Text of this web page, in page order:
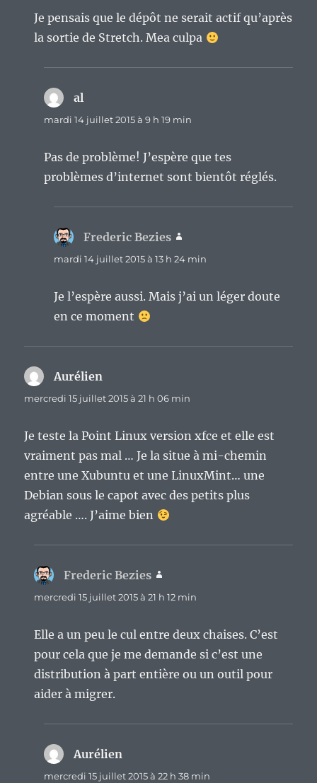
Je pensais que le dépôt ne serait actif qu’après
la sortie de Stretch. Mea culpa
al
mardi 14 juillet 2015 à 9 h 19 min
Pas de problème! J’espère que tes
problèmes d’internet sont bientôt réglés.
Frederic Bezies
mardi 14 juillet 2015 à 13 h 24 min
Je l’espère aussi. Mais j’ai un léger doute
en ce moment
Aurélien
mercredi 15 juillet 2015 à 21 h 06 min
Je teste la Point Linux version xfce et elle est
vraiment pas mal … Je la situe à mi-chemin
entre une Xubuntu et une LinuxMint… une
Debian sous le capot avec des petits plus
agréable …. J’aime bien
Frederic Bezies
mercredi 15 juillet 2015 à 21 h 12 min
Elle a un peu le cul entre deux chaises. C’est
pour cela que je me demande si c’est une
distribution à part entière ou un outil pour
aider à migrer.
Aurélien
mercredi 15 juillet 2015 à 22 h 38 min